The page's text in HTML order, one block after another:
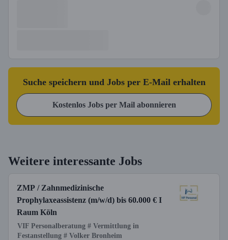
Suche speichern und Jobs per E-Mail erhalten
Kostenlos Jobs per Mail abonnieren
Weitere interessante Jobs
ZMP / Zahnmedizinische
Prophylaxeassistenz (m/w/d) bis 60.000 € I
Raum Köln
VIF Personalberatung # Vermittlung in
Festanstellung # Volker Bronheim